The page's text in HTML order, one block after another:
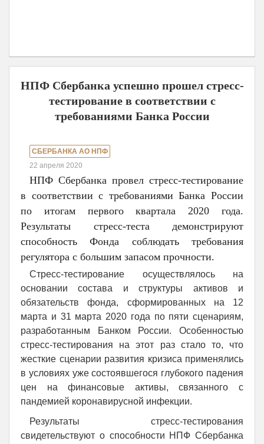
НПФ Сбербанка успешно прошел стресс-
тестирование в соответствии с
требованиями Банка России
СБЕРБАНКА АО НПФ
22 апреля 2020
НПФ Сбербанка провел стресс-тестирование
в соответствии с требованиями Банка России
по итогам первого квартала 2020 года.
Результаты стресс-теста демонстрируют
способность Фонда соблюдать требования
регулятора с большим запасом прочности.
Стресс-тестирование осуществлялось на
основании состава и структуры активов и
обязательств фонда, сформированных на 12
марта и 31 марта 2020 года по пяти сценариям,
разработанным Банком России. Особенностью
стресс-тестирования на этот раз стало то, что
жесткие сценарии развития кризиса применялись
в условиях уже состоявшегося глубокого падения
цен на финансовые активы, связанного с
пандемией коронавирусной инфекции.
Результаты стресс-тестирования
свидетельствуют о способности НПФ Сбербанка